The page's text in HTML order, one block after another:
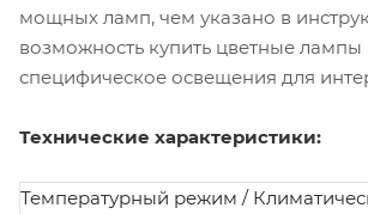
мощных ламп, чем указано в
возможность купить цветные лампы
специфическое освещения для
Технические характеристики:
Температурный режим /